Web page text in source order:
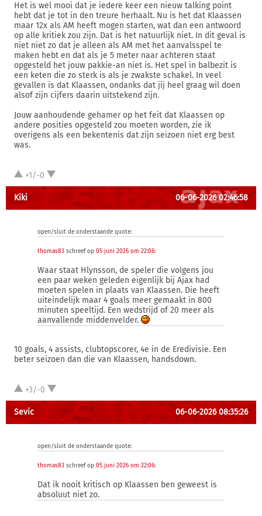
Het is wel mooi dat je iedere keer een nieuw talking point
hebt dat je tot in den treure herhaalt. Nu is het dat Klaassen
maar 12x als AM heeft mogen starten, wat dan een antwoord
op alle kritiek zou zijn. Dat is het natuurlijk niet. In dit geval is
niet niet zo dat je alleen als AM met het aanvalsspel te
maken hebt en dat als je 5 meter naar achteren staat
opgesteld het jouw pakkie-an niet is. Het spel in balbezit is
een keten die zo sterk is als je zwakste schakel. In veel
gevallen is dat Klaassen, ondanks dat jij heel graag wil doen
alsof zijn cijfers daarin uitstekend zijn.
Jouw aanhoudende gehamer op het feit dat Klaassen op
andere posities opgesteld zou moeten worden, zie ik
overigens als een bekentenis dat zijn seizoen niet erg best
was.
+1/-0
Kiki 06-06-2026 02:46:58
open/sluit de onderstaande quote:
thomas83 schreef op 05 juni 2026 om 22:06:
Waar staat Hlynsson, de speler die volgens jou
een paar weken geleden eigenlijk bij Ajax had
moeten spelen in plaats van Klaassen. Die heeft
uiteindelijk maar 4 goals meer gemaakt in 800
minuten speeltijd. Een wedstrijd of 20 meer als
aanvallende middenvelder.
10 goals, 4 assists, clubtopscorer, 4e in de Eredivisie. Een
beter seizoen dan die van Klaassen, handsdown.
+3/-0
Sevic 06-06-2026 08:35:26
open/sluit de onderstaande quote:
thomas83 schreef op 05 juni 2026 om 22:06:
Dat ik nooit kritisch op Klaassen ben geweest is
absoluut niet zo.